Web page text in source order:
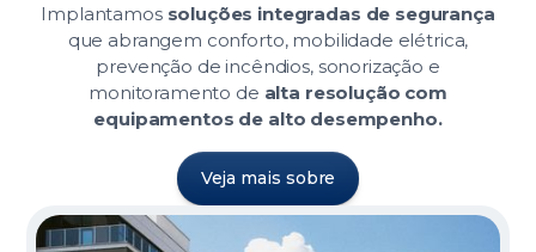
Implantamos soluções integradas de segurança
que abrangem conforto, mobilidade elétrica,
prevenção de incêndios, sonorização e
monitoramento de alta resolução com
equipamentos de alto desempenho.
Veja mais sobre